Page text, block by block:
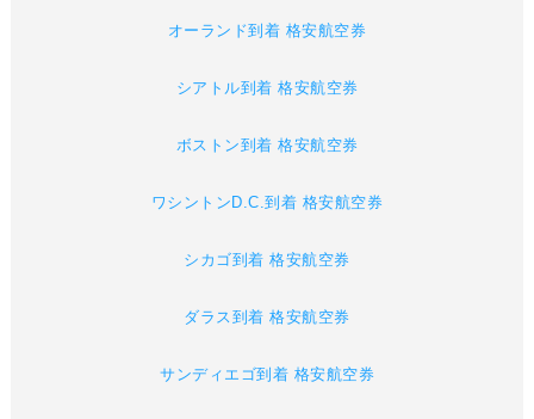
オーランド到着 格安航空券
シアトル到着 格安航空券
ボストン到着 格安航空券
ワシントンD.C.到着 格安航空券
シカゴ到着 格安航空券
ダラス到着 格安航空券
サンディエゴ到着 格安航空券